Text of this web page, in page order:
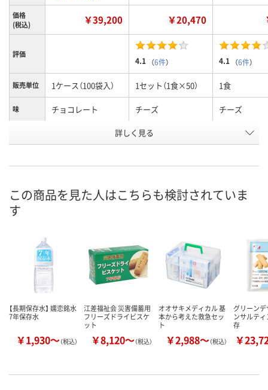
価格
(税込)
￥39,200 ￥20,470
評価
4.1 （6件） 4.1 （6件）
販売単位 1ケース（100袋入） 1セット（1食×50） 1食
味 チョコレート チーズ チーズ
5334554 5309005
8月11日（火）
カゴへ カ
詳しく見る
この商品を見た人はこちらも検討されていま
す
【長期保存水】 嬬恋銘水
7年保存水
￥1,930～（税込）
江差福祉会 災害備蓄用
フリーズドライビスケ
ット
￥8,120～（税込）
オオサキメディカル 基
本から考えた救急セッ
ト
￥2,988～（税込）
グリーン
ンサルテ
存
￥